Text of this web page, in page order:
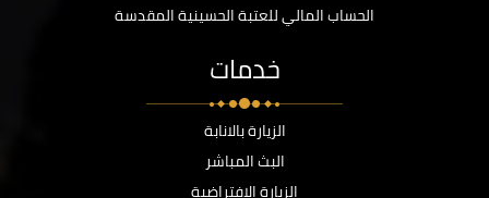
الحساب المالي للعتبة الحسينية المقدسة
خدمات
الزيارة بالانابة
البث المباشر
الزيارة الافتراضية